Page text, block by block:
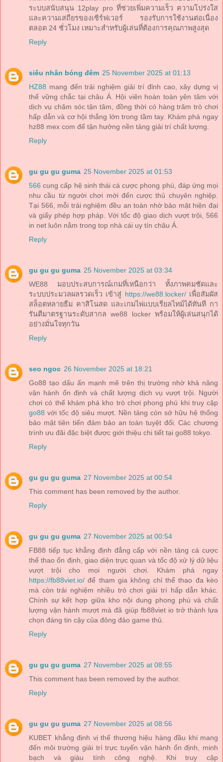
ระบบสนับสนุน 12play pro ที่ช่วยเพิ่มความเร็ว ความโปร่งใส
และความเสถียรของเซิร์ฟเวอร์ รองรับการใช้งานต่อเนื่อง
ตลอด 24 ชั่วโมง เหมาะสำหรับผู้เล่นที่ต้องการคุณภาพสูงสุด
Reply
siêu nhân bóng đêm 25 November 2025 at 01:13
HZ88 mang đến trải nghiệm giải trí đỉnh cao, xây dựng vị
thế vững chắc tại châu Á. Hội viên hoàn toàn yên tâm với
dịch vụ chăm sóc tận tâm, đồng thời có hàng trăm trò chơi
hấp dẫn và cơ hội thắng lớn trong tầm tay. Khám phá ngay
hz88 mex com để tận hưởng nền tảng giải trí chất lượng.
Reply
gu gu gu guma 25 November 2025 at 01:53
566 cung cấp hệ sinh thái cá cược phong phú, đáp ứng mọi
nhu cầu từ người chơi mới đến cược thủ chuyên nghiệp.
Tại 566, mỗi trải nghiệm đều an toàn nhờ bảo mật hiện đại
và giấy phép hợp pháp. Với tốc độ giao dịch vượt trội, 566
in net luôn nằm trong top nhà cái uy tín châu Á.
Reply
gu gu gu guma 25 November 2025 at 03:34
WE88 มอบประสบการณ์เกมที่เหนือกว่า ทั้งภาพคมชัดและ
ระบบประมวลผลรวดเร็ว เข้าสู่ https://we88.locker/เพื่อสัมผัส
สล็อตหลายธีม คาสิโนสด และเกมไพ่แบบเรียลไทม์ได้ทันที กา
รันตีมาตรฐานระดับสากล we88 locker พร้อมให้ผู้เล่นสนุกได้
อย่างมั่นใจทุกวัน
Reply
seo ngoc 26 November 2025 at 18:21
Go88 tạo dấu ấn mạnh mẽ trên thị trường nhờ khả năng
vận hành ổn định và chất lượng dịch vụ vượt trội. Người
chơi có thể khám phá kho trò chơi phong phú khi truy cập
go88 với tốc độ siêu mượt. Nền tảng còn sở hữu hệ thống
bảo mật tiên tiến đảm bảo an toàn tuyệt đối. Các chương
trình ưu đãi đặc biệt được giới thiệu chi tiết tại go88 tokyo.
Reply
gu gu gu guma 27 November 2025 at 00:54
This comment has been removed by the author.
Reply
gu gu gu guma 27 November 2025 at 00:54
FB88 tiếp tục khẳng định đẳng cấp với nền tảng cá cược
thể thao ổn định, giao diện trực quan và tốc độ xử lý dữ liệu
vượt trội cho mọi người chơi. Khám phá ngay
https://fb88viet.io/ để tham gia không chỉ thể thao đa kèo
mà còn trải nghiệm nhiều trò chơi giải trí hấp dẫn khác.
Chính sự kết hợp giữa kho nội dung phong phú và chất
lượng vận hành mượt mà đã giúp fb88viet io trở thành lựa
chọn đáng tin cậy của đông đảo game thủ.
Reply
gu gu gu guma 27 November 2025 at 08:55
This comment has been removed by the author.
Reply
gu gu gu guma 27 November 2025 at 08:56
KUBET khẳng định vị thế thương hiệu hàng đầu khi mang
đến môi trường giải trí trực tuyến vận hành ổn định, minh
bạch và giàu tính công nghệ. Khi truy cập